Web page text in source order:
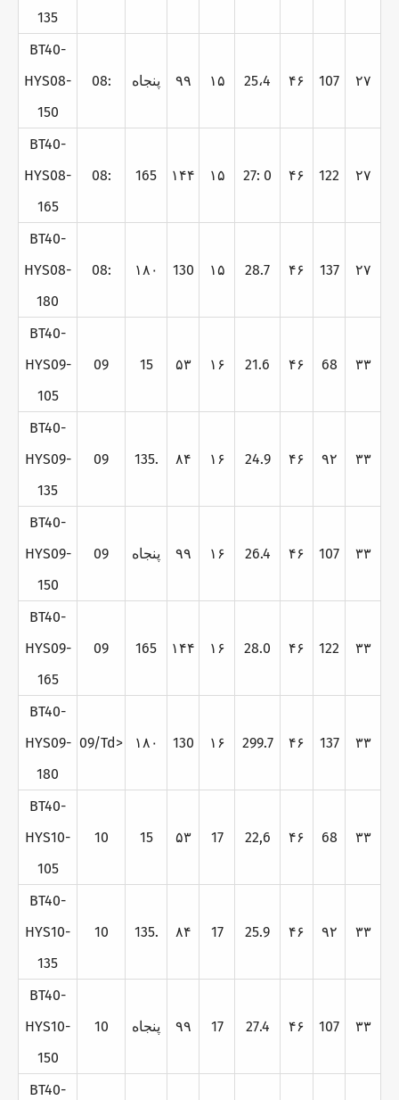
135
BT40-
HYS08-
150
08: پنجاه ۹۹ ۱۵ 25،4 ۴۶ 107 ۲۷
BT40-
HYS08-
165
08: 165 ۱۴۴ ۱۵ 27: 0 ۴۶ 122 ۲۷
BT40-
HYS08-
180
08: ۱۸۰ 130 ۱۵ 28.7 ۴۶ 137 ۲۷
BT40-
HYS09-
105
09 15 ۵۳ ۱۶ 21.6 ۴۶ 68 ۳۳
BT40-
HYS09-
135
09 135. ۸۴ ۱۶ 24.9 ۴۶ ۹۲ ۳۳
BT40-
HYS09-
150
09 پنجاه ۹۹ ۱۶ 26.4 ۴۶ 107 ۳۳
BT40-
HYS09-
165
09 165 ۱۴۴ ۱۶ 28.0 ۴۶ 122 ۳۳
BT40-
HYS09-
180
09/Td> ۱۸۰ 130 ۱۶ 299.7 ۴۶ 137 ۳۳
BT40-
HYS10-
105
10 15 ۵۳ 17 22,6 ۴۶ 68 ۳۳
BT40-
HYS10-
135
10 135. ۸۴ 17 25.9 ۴۶ ۹۲ ۳۳
BT40-
HYS10-
150
10 پنجاه ۹۹ 17 27.4 ۴۶ 107 ۳۳
BT40-